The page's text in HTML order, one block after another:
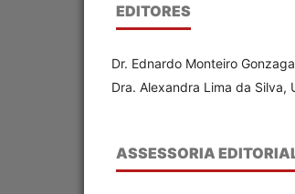
EDITORES
Dr. Ednardo Monteiro
Dra. Alexandra Lima da Silva,
ASSESSORIA